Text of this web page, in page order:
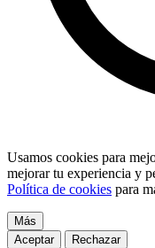
Usamos cookies para
mejorar tu experiencia y
Política de cookies para
Más
Aceptar
Rechazar